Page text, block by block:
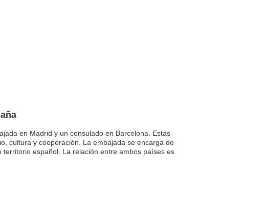
en Madrid y un consulado en Barcelona. Estas
cultura y cooperación. La embajada se encarga de
español. La relación entre ambos países es